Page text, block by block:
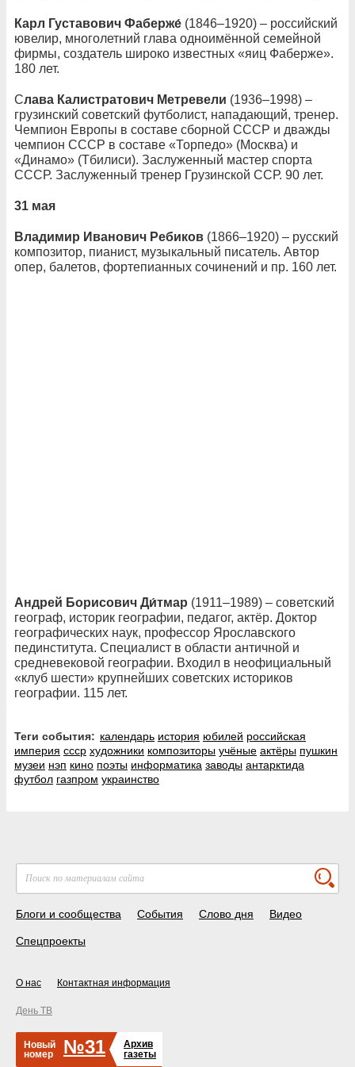
Карл Густавович Фаберже́ (1846–1920) – российский
ювелир, многолетний глава одноимённой семейной
фирмы, создатель широко известных «яиц Фаберже».
180 лет.
Слава Калистратович Метревели (1936–1998) –
грузинский советский футболист, нападающий, тренер.
Чемпион Европы в составе сборной СССР и дважды
чемпион СССР в составе «Торпедо» (Москва) и
«Динамо» (Тбилиси). Заслуженный мастер спорта
СССР. Заслуженный тренер Грузинской ССР. 90 лет.
31 мая
Владимир Иванович Ребиков (1866–1920) – русский
композитор, пианист, музыкальный писатель. Автор
опер, балетов, фортепианных сочинений и пр. 160 лет.
Андрей Борисович Ди́тмар (1911–1989) – советский
географ, историк географии, педагог, актёр. Доктор
географических наук, профессор Ярославского
пединститута. Специалист в области античной и
средневековой географии. Входил в неофициальный
«клуб шести» крупнейших советских историков
географии. 115 лет.
Теги события: календарь история юбилей российская
империя ссср художники композиторы учёные актёры пушкин
музеи нэп кино поэты информатика заводы антарктида
футбол газпром украинство
Блоги и сообщества События Слово дня Видео
Спецпроекты
О нас Контактная информация
День ТВ
Новый
номер
№31
Архив
газеты